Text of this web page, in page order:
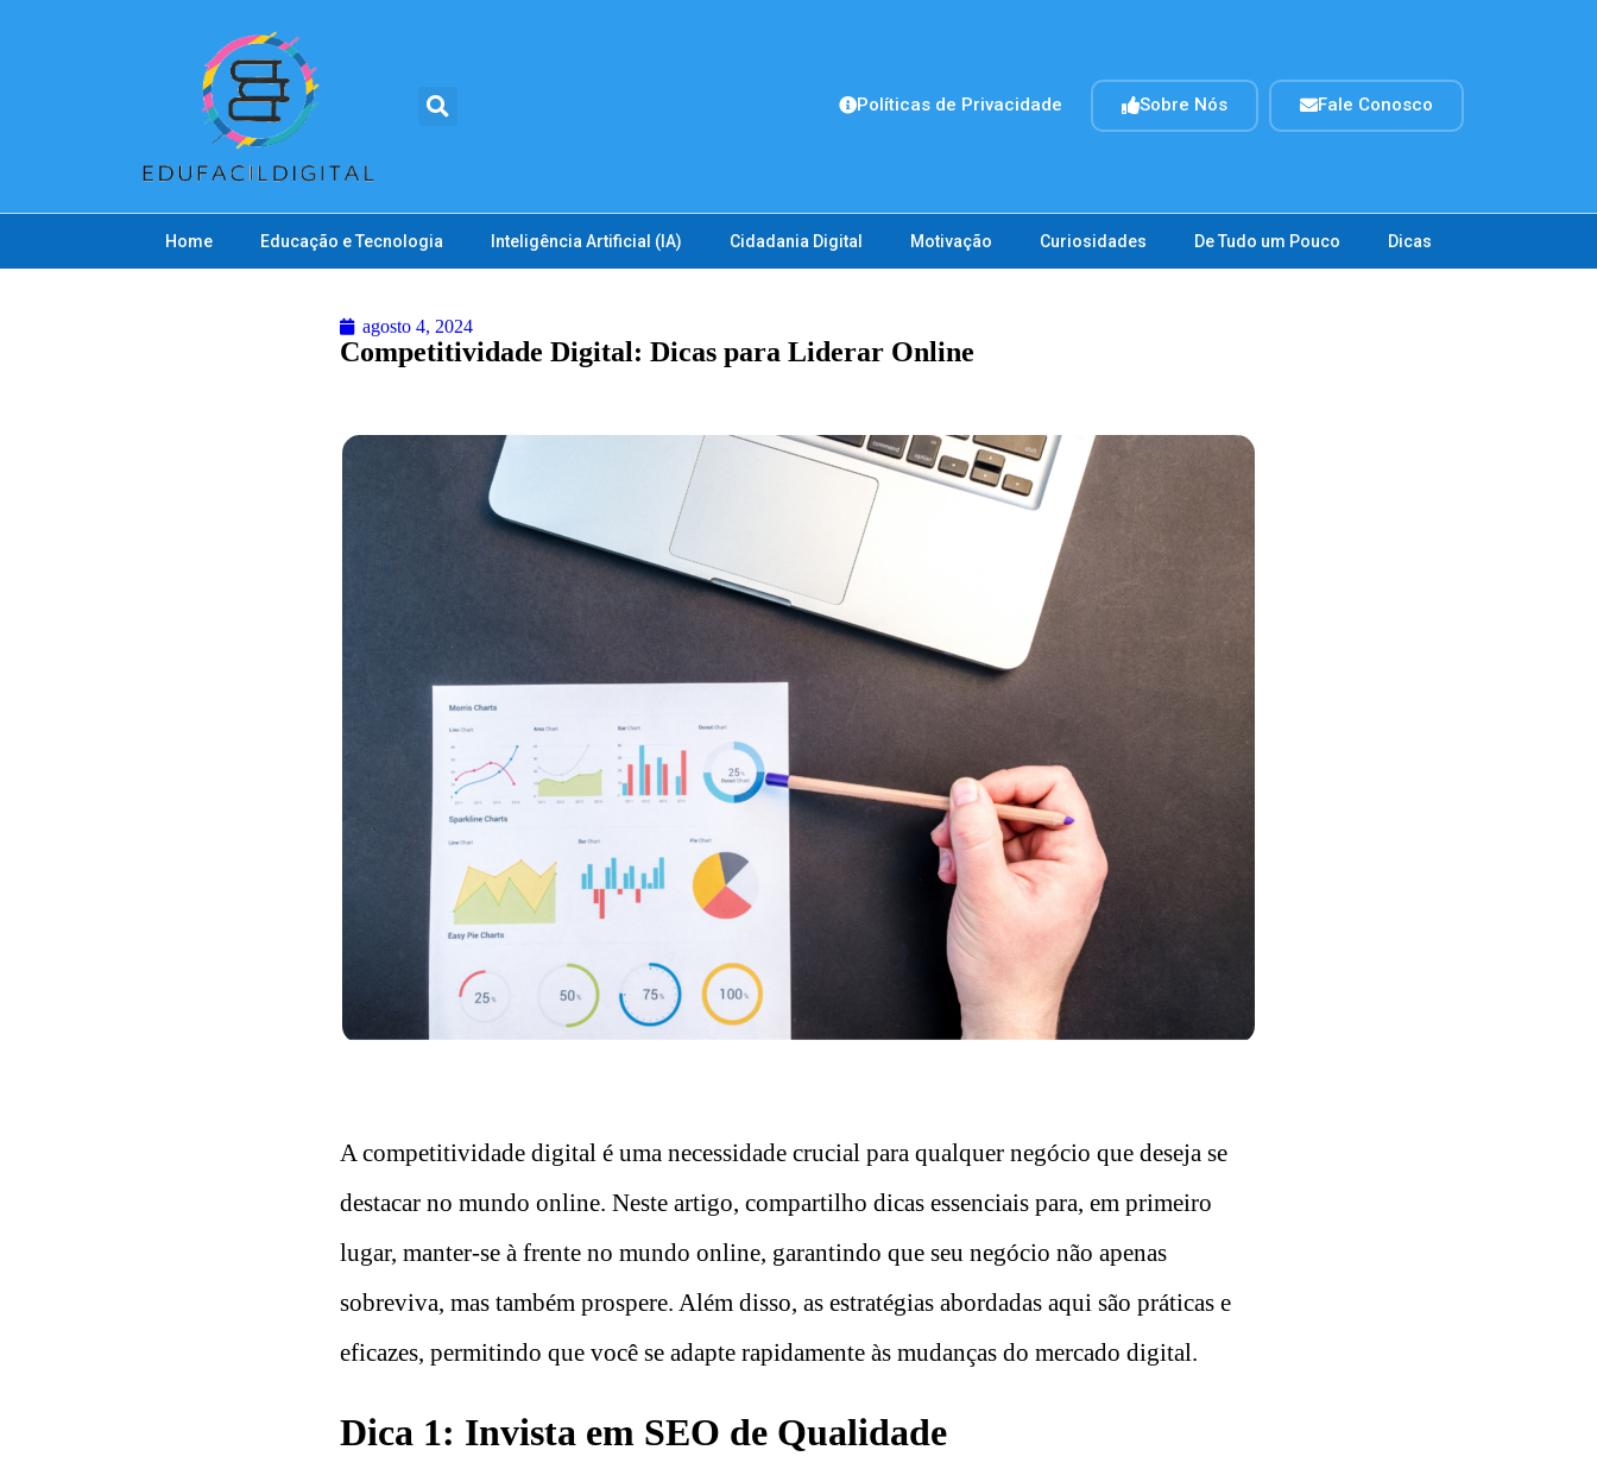
Políticas de Privacidade Sobre Nós Fale Conosco
Home Educação e Tecnologia Inteligência Artificial (IA) Cidadania Digital Motivação Curiosidades De Tudo um Pouco Dicas
agosto 4, 2024
Competitividade Digital: Dicas para Liderar Online
A competitividade digital é uma necessidade crucial para qualquer negócio que deseja se
destacar no mundo online. Neste artigo, compartilho dicas essenciais para, em primeiro
lugar, manter-se à frente no mundo online, garantindo que seu negócio não apenas
sobreviva, mas também prospere. Além disso, as estratégias abordadas aqui são práticas e
eficazes, permitindo que você se adapte rapidamente às mudanças do mercado digital.
Dica 1: Invista em SEO de Qualidade